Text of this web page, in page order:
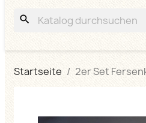
search
Startseite 2er Set